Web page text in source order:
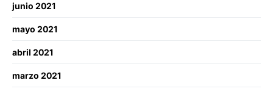
junio 2021
mayo 2021
abril 2021
marzo 2021